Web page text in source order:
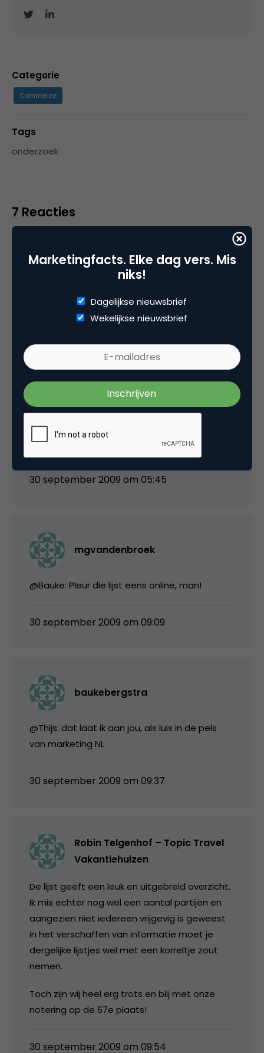
Categorie
Commerce
Tags
onderzoek
7 Reacties
Henri
Natuurlijk veel interessanter dan alleen de
gebruikelijke grote ketens en reisorganisaties,
retailers in die top 100 staan. Deze prestatie is
natuurlijk veel groter.
Heeft iemand de totaallijst of kan hiervan een
ranglijst maken?
Henri
30 september 2009 om 05:45
mgvandenbroek
@Bauke: Pleur die lijst eens online, man!
30 september 2009 om 09:09
baukebergstra
@Thijs: dat laat ik aan jou, als luis in de pels
van marketing NL
30 september 2009 om 09:37
Robin Telgenhof – Topic Travel
Vakantiehuizen
De lijst geeft een leuk en uitgebreid overzicht.
Ik mis echter nog wel een aantal partijen en
aangezien niet iedereen vrijgevig is geweest
in het verschaffen van informatie moet je
dergelijke lijstjes wel met een korreltje zout
nemen.
Toch zijn wij heel erg trots en blij met onze
notering op de 67e plaats!
30 september 2009 om 09:54
Marketingfacts. Elke dag vers. Mis
niks!
Dagelijkse nieuwsbrief
Wekelijkse nieuwsbrief